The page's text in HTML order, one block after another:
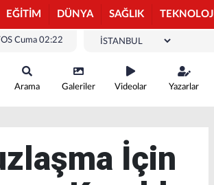
EĞİTİM DÜNYA SAĞLIK TEKNOLOJİ
Cuma 02:22
Arama Galeriler Videolar Yazarlar
İçin